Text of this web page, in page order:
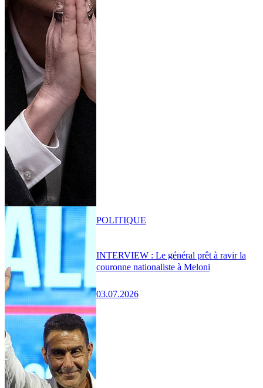
INTERVIEW : Le général prêt à ravir la
couronne nationaliste à Meloni
03.07.2026
POLITIQUE